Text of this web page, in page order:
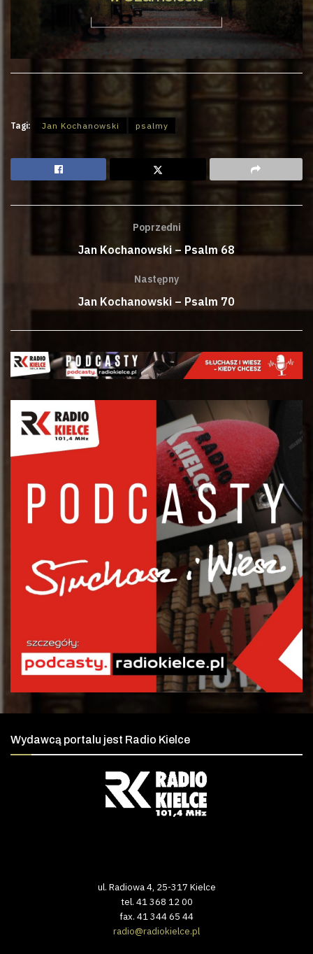
Tagi: Jan Kochanowski psalmy
Poprzedni
Jan Kochanowski – Psalm 68
Następny
Jan Kochanowski – Psalm 70
Wydawcą portalu jest Radio Kielce
ul. Radiowa 4, 25-317 Kielce
tel. 41 368 12 00
fax. 41 344 65 44
radio@radiokielce.pl